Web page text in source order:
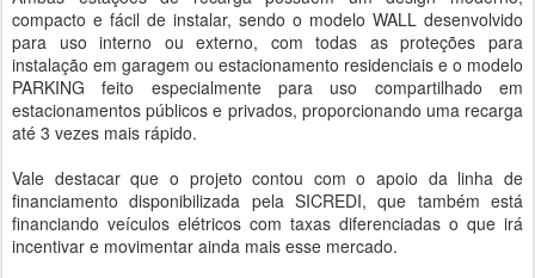
compacto e fácil de instalar, sendo o modelo WALL desenvolvido
para uso interno ou externo, com todas as proteções para
instalação em garagem ou estacionamento residenciais e o modelo
PARKING feito especialmente para uso compartilhado em
estacionamentos públicos e privados, proporcionando uma recarga
até 3 vezes mais rápido.
Vale destacar que o projeto contou com o apoio da linha de
financiamento disponibilizada pela SICREDI, que também está
financiando veículos elétricos com taxas diferenciadas o que irá
incentivar e movimentar ainda mais esse mercado.